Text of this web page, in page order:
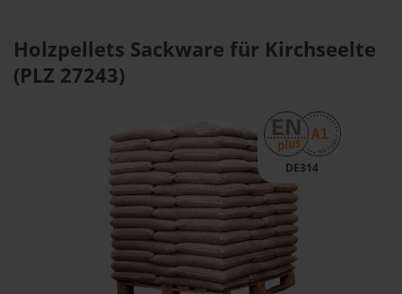
Holzpellets Sackware für Kirchseelte
(PLZ 27243)
DE314